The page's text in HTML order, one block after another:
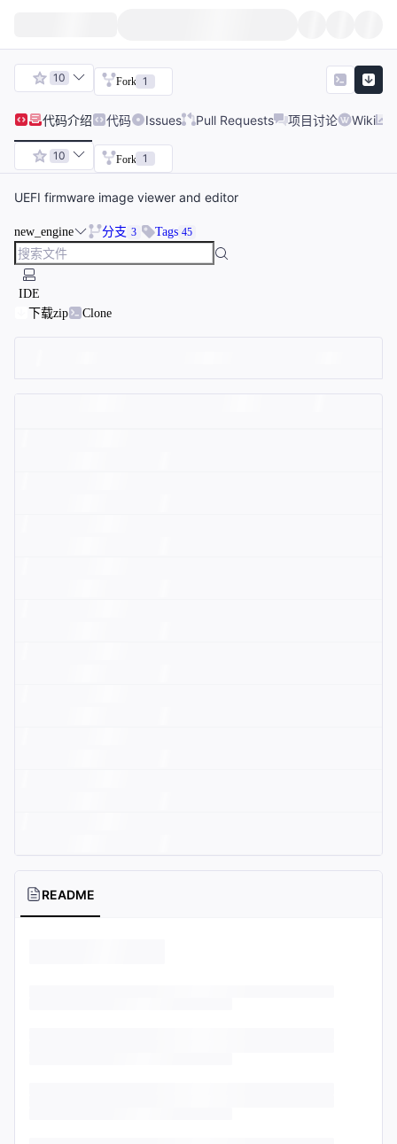
10 Fork 1
代码介绍 代码 Issues Pull Requests 项目讨论 Wiki
10 Fork 1
UEFI firmware image viewer and editor
new_engine 分支 3 Tags 45
IDE
下载zip
Clone
README